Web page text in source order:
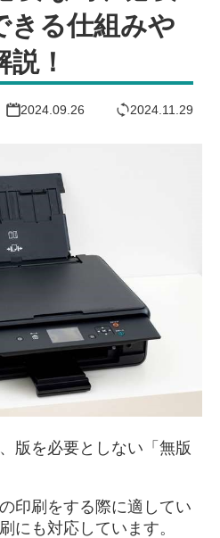
きる仕組みや
！
2024.09.26 2024.11.29
版を必要としない「無版
印刷をする際に適してい
にも対応しています。